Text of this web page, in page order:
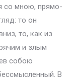
со мною, прямо-
то он
то, как из
и злым
собою
В